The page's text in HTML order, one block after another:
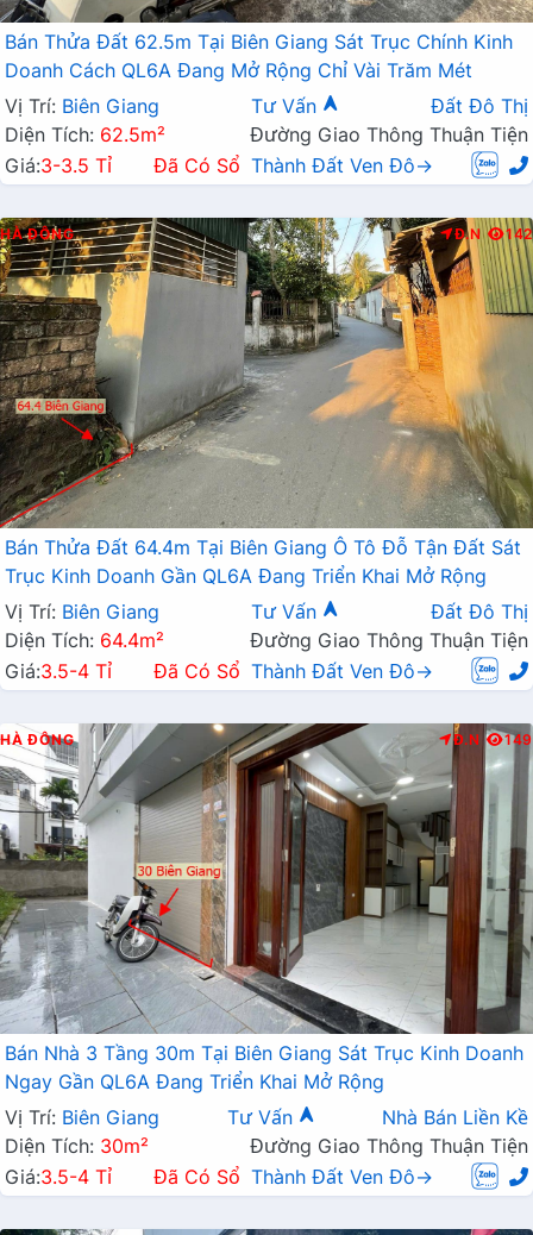
Bán Thửa Đất 62.5m Tại Biên Giang Sát Trục Chính Kinh
Doanh Cách QL6A Đang Mở Rộng Chỉ Vài Trăm Mét
Vị Trí: Biên Giang Tư Vấn
Đất Đô Thị
Diện Tích: 62.5m²
Đường Giao Thông Thuận Tiện
Giá:3-3.5 Tỉ Đã Có Sổ Thành Đất Ven Đô→
HÀ ĐÔNG Đ.N 142
Bán Thửa Đất 64.4m Tại Biên Giang Ô Tô Đỗ Tận Đất Sát
Trục Kinh Doanh Gần QL6A Đang Triển Khai Mở Rộng
Vị Trí: Biên Giang Tư Vấn
Đất Đô Thị
Diện Tích: 64.4m²
Đường Giao Thông Thuận Tiện
Giá:3.5-4 Tỉ Đã Có Sổ Thành Đất Ven Đô→
HÀ ĐÔNG Đ.N 149
Bán Nhà 3 Tầng 30m Tại Biên Giang Sát Trục Kinh Doanh
Ngay Gần QL6A Đang Triển Khai Mở Rộng
Vị Trí: Biên Giang Tư Vấn
Nhà Bán Liền Kề
Diện Tích: 30m²
Đường Giao Thông Thuận Tiện
Giá:3.5-4 Tỉ Đã Có Sổ Thành Đất Ven Đô→